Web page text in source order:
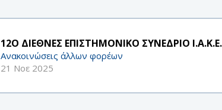
12Ο ΔΙΕΘΝΕΣ ΕΠΙΣΤΗΜΟΝΙΚΟ ΣΥΝΕΔΡΙΟ Ι.Α.Κ.Ε.
Ανακοινώσεις άλλων φορέων
21 Νοε 2025